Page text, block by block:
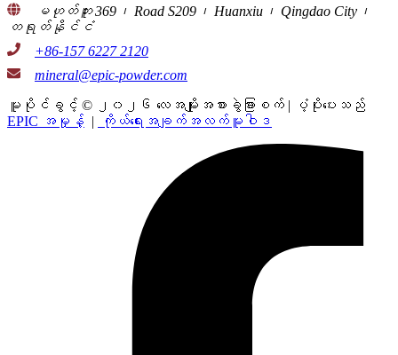
မဟုတ်ဘူး 369၊ Road S209၊ Huanxiu၊ Qingdao City၊
တရုတ်နိုင်ငံ
+86-157 6227 2120
mineral@epic-powder.com
မူပိုင်ခွင့် © ၂၀၂၆ လေအမျိုးအစားခွဲခြားစက် | ပံ့ပိုးပေးသည်
EPIC အမှုန့် | ကိုယ်ရေးအချက်အလက်မူဝါဒ